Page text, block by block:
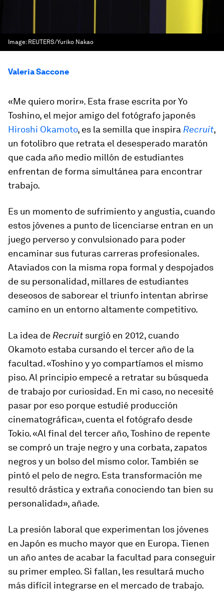
Image: REUTERS/Yuriko Nakao
Valeria Saccone
«Me quiero morir». Esta frase escrita por Yo
Toshino, el mejor amigo del fotógrafo japonés
Hiroshi Okamoto, es la semilla que inspira Recruit,
un fotolibro que retrata el desesperado maratón
que cada año medio millón de estudiantes
enfrentan de forma simultánea para encontrar
trabajo.
Es un momento de sufrimiento y angustia, cuando
estos jóvenes a punto de licenciarse entran en un
juego perverso y convulsionado para poder
encaminar sus futuras carreras profesionales.
Ataviados con la misma ropa formal y despojados
de su personalidad, millares de estudiantes
deseosos de saborear el triunfo intentan abrirse
camino en un entorno altamente competitivo.
La idea de Recruitsurgió en 2012, cuando
Okamoto estaba cursando el tercer año de la
facultad. «Toshino y yo compartíamos el mismo
piso. Al principio empecé a retratar su búsqueda
de trabajo por curiosidad. En mi caso, no necesité
pasar por eso porque estudié producción
cinematográfica», cuenta el fotógrafo desde
Tokio. «Al final del tercer año, Toshino de repente
se compró un traje negro y una corbata, zapatos
negros y un bolso del mismo color. También se
pintó el pelo de negro. Esta transformación me
resultó drástica y extraña conociendo tan bien su
personalidad», añade.
La presión laboral que experimentan los jóvenes
en Japón es mucho mayor que en Europa. Tienen
un año antes de acabar la facultad para conseguir
su primer empleo. Si fallan, les resultará mucho
más difícil integrarse en el mercado de trabajo.